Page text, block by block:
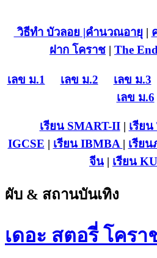
วิธีทำ บัวลอย |คำนวณอายุ |
ฝาก โคราช | The
เลข ม.1 เลข ม.2 เลข ม.3
เลข ม.6
เรียน SMART-II| เรีย
IGCSE | เรียน IBMBA | เรีย
จีน | เรียน
ผับ & สถานบันเทิง
เดอะ สตอรี่ โครา